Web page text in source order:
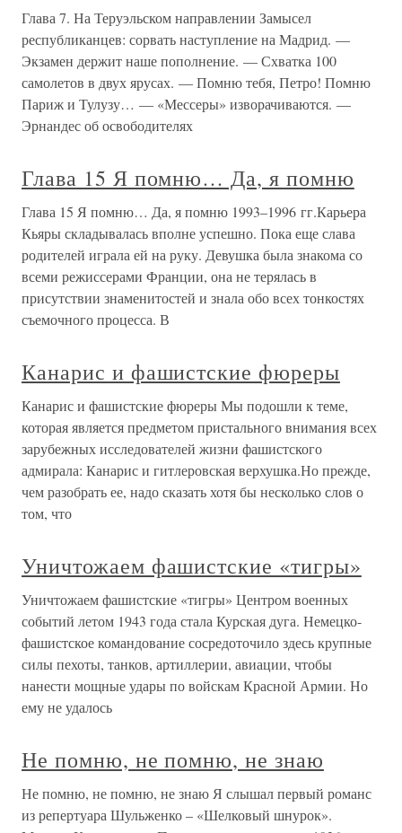
Глава 7. На Теруэльском направлении Замысел
республиканцев: сорвать наступление на Мадрид. —
Экзамен держит наше пополнение. — Схватка 100
самолетов в двух ярусах. — Помню тебя, Петро! Помню
Париж и Тулузу… — «Мессеры» изворачиваются. —
Эрнандес об освободителях
Глава 15 Я помню… Да, я помню
Глава 15 Я помню… Да, я помню 1993–1996 гг.Карьера
Кьяры складывалась вполне успешно. Пока еще слава
родителей играла ей на руку. Девушка была знакома со
всеми режиссерами Франции, она не терялась в
присутствии знаменитостей и знала обо всех тонкостях
съемочного процесса. В
Канарис и фашистские фюреры
Канарис и фашистские фюреры Мы подошли к теме,
которая является предметом пристального внимания всех
зарубежных исследователей жизни фашистского
адмирала: Канарис и гитлеровская верхушка.Но прежде,
чем разобрать ее, надо сказать хотя бы несколько слов о
том, что
Уничтожаем фашистские «тигры»
Уничтожаем фашистские «тигры» Центром военных
событий летом 1943 года стала Курская дуга. Немецко-
фашистское командование сосредоточило здесь крупные
силы пехоты, танков, артиллерии, авиации, чтобы
нанести мощные удары по войскам Красной Армии. Но
ему не удалось
Не помню, не помню, не знаю
Не помню, не помню, не знаю Я слышал первый романс
из репертуара Шульженко – «Шелковый шнурок».